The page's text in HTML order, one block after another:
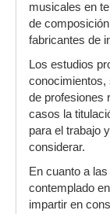
musicales en
de
fabricantes de
Los estudios
conocimientos,
de profesiones
casos la
para el trabajo
considerar.
En cuanto a
contemplado
impartir en